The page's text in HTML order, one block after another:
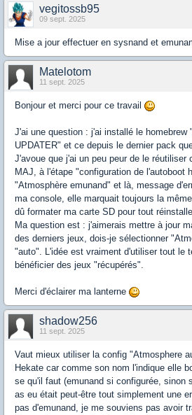
vegitossb95
09 sept. 2025
Mise a jour effectuer en sysnand et
Matelotom
11 sept. 2025
Bonjour et merci pour ce travail
J'ai une question : j'ai installé le homebrew
UPDATER" et ce depuis le dernier pack
J'avoue que j'ai un peu peur de le réutiliser
MAJ, à l'étape "configuration de l'autoboot
"Atmosphère emunand" et là, message
ma console, elle marquait toujours la
dû formater ma carte SD pour tout
Ma question est : j'aimerais mettre à jour
des derniers jeux, dois-je sélectionner
"auto". L'idée est vraiment d'utiliser tout le
bénéficier des jeux "récupérés".
Merci d'éclairer ma lanterne
shadow256
11 sept. 2025
Vaut mieux utiliser la config "Atmosphere
Hekate car comme son nom l'indique elle
se qu'il faut (emunand si configurée, sinon
as eu était peut-être tout simplement une
pas d'emunand, je me souviens pas avoir